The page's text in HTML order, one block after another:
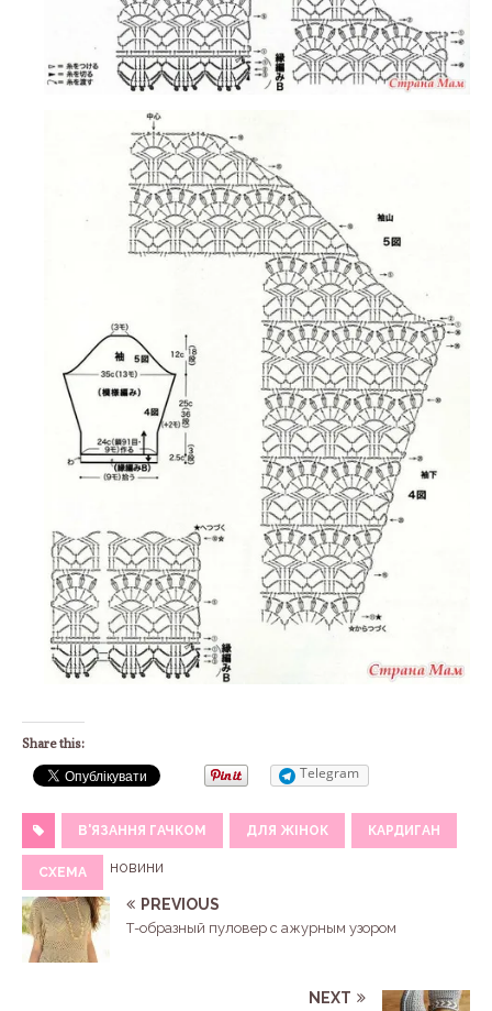
Share this:
Telegram
В'ЯЗАННЯ ГАЧКОМ ДЛЯ ЖІНОК КАРДИГАН
СХЕМА новини
PREVIOUS
Т-образный пуловер с ажурным узором
NEXT